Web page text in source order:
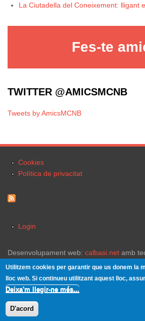
La Ciutadella del Coneixement: lligant
Fes-te
TWITTER @AMICSMCNB
Tweets by AmicsMCNB
Cookies
Política de privacitat
Login
Desenvolupament web: calbasi.net amb
Drets de còpia © 2026,
Utilitzem cookies per garantir que us donem la
lloc web. Si continueu utilitzant aquest lloc,
Deixa'm llegir-ne més...
D'acord